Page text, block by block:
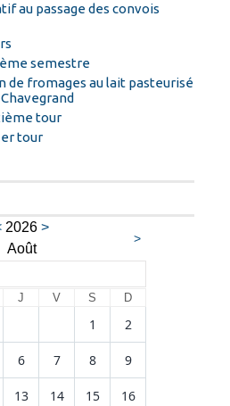
au passage des convois
semestre
de fromages au lait pasteurisé
tour
tour
2026 >
Août
>
J V S D
1 2
6 7 8 9
13 14 15 16